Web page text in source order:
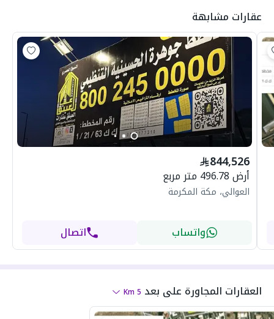
عقارات مشابهة
844,526
أرض 496.78 متر مربع
العوالي، مكة المكرمة
واتساب اتصال
العقارات المجاورة على بعد 5
Km